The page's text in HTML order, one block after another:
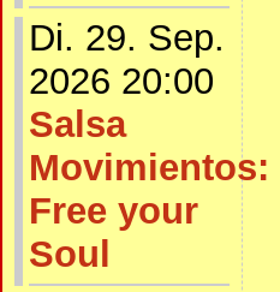
Di. 29. Sep.
2026 20:00
Salsa
Movimientos:
Free your
Soul